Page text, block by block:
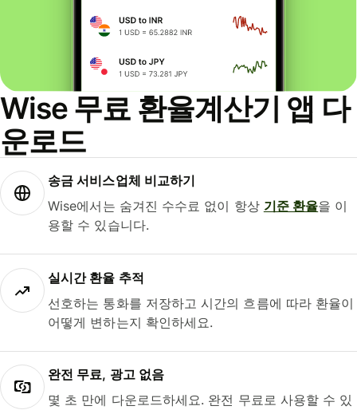
Wise 무료 환율계산기 앱 다
운로드
송금 서비스업체 비교하기
Wise에서는 숨겨진 수수료 없이 항상 기준 환율을 이
용할 수 있습니다.
실시간 환율 추적
선호하는 통화를 저장하고 시간의 흐름에 따라 환율이
어떻게 변하는지 확인하세요.
완전 무료, 광고 없음
몇 초 만에 다운로드하세요. 완전 무료로 사용할 수 있